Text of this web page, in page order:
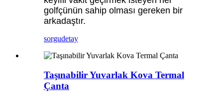
golfçünün sahip olması gereken bir
arkadaştır.
sorgudetay
Taşınabilir Yuvarlak Kova Termal
Çanta